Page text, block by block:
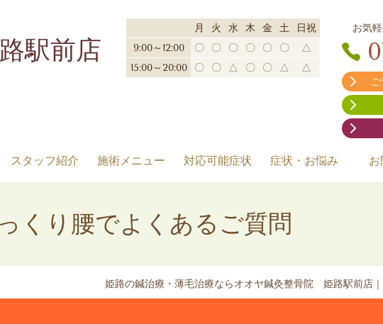
駅前店
月 火 水 木 金 土
日祝
9:00～12:00
〇 〇 〇 〇 〇 〇
△
15:00～20:00
〇 〇 △ 〇 〇 △ △
お気
スタッフ紹介 施術メニュー 対応可能症状 症状・お悩み お
くり腰でよくあるご質問
姫路の鍼治療・薄毛治療ならオオヤ鍼灸整骨院 姫路駅前店